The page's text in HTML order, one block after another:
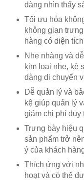
dàng nhìn thấy
Tối ưu hóa
không gian
hàng có diện
Nhẹ nhàng và
kim loại nhẹ, kệ
dàng di chuyển
Dễ quản lý và
kệ giúp quản lý
giảm chi phí duy
Trưng bày hiệu
sản phẩm trở
ý của khách
Thích ứng với
hoạt và có thể